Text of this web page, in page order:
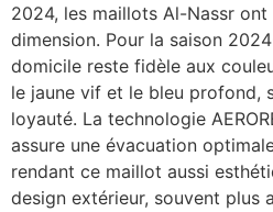
2024, les maillots Al-Nassr
dimension. Pour la saison
domicile reste fidèle aux
le jaune vif et le bleu profond,
loyauté. La technologie
assure une évacuation
rendant ce maillot aussi
design extérieur, souvent plus